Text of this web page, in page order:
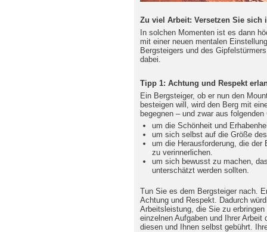
Zu viel Arbeit: Versetzen Sie sich
In solchen Momenten ist es dann
mit einer neuen mentalen
Bergsteigers und des
dabei.
Tipp 1: Achtung und Respekt
Ein Bergsteiger, ob er nun den
besteigen will, wird den Berg mit
begegnen – und zwar aus folgenden
um die Schönheit und
um sich selbst auf die Größe
um die Herausforderung, die der
zu verinnerlichen.
um sich bewusst zu machen,
unterschätzt werden sollten.
Tun Sie es dem Bergsteiger nach.
Achtung und Respekt. Dadurch
Arbeitsleistung, die Sie zu
einzelnen Aufgaben und Ihrer
diesen und Ihnen selbst gebührt.